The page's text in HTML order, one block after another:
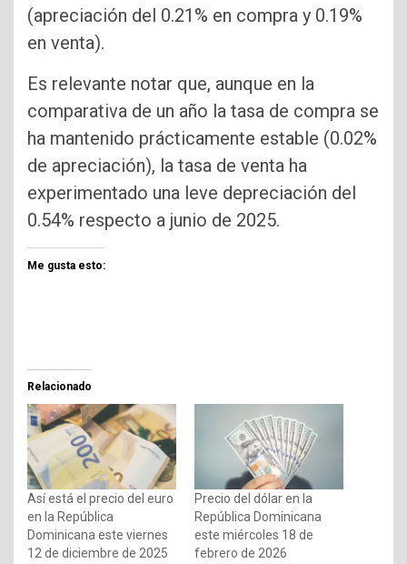
(apreciación del 0.21% en compra y 0.19%
en venta).
Es relevante notar que, aunque en la
comparativa de un año la tasa de compra se
ha mantenido prácticamente estable (0.02%
de apreciación), la tasa de venta ha
experimentado una leve depreciación del
0.54% respecto a junio de 2025.
Me gusta esto:
Relacionado
Así está el precio del euro
en la República
Dominicana este viernes
12 de diciembre de 2025
Precio del dólar en la
República Dominicana
este miércoles 18 de
febrero de 2026